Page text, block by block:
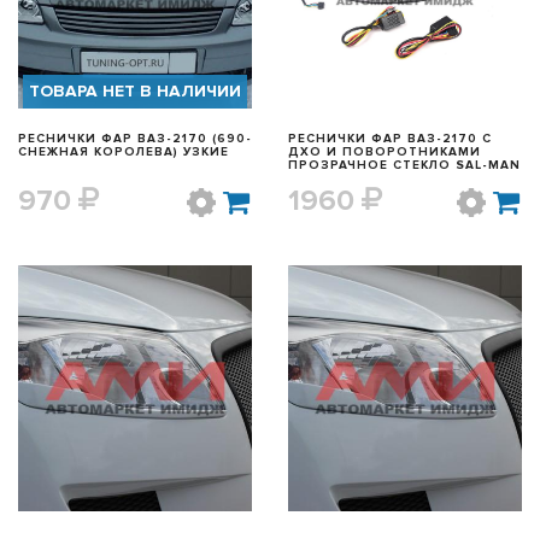
ТОВАРА НЕТ В НАЛИЧИИ
РЕСНИЧКИ ФАР ВАЗ-2170 (690-
СНЕЖНАЯ КОРОЛЕВА) УЗКИЕ
970
РЕСНИЧКИ ФАР ВАЗ-2170 С
ДХО И ПОВОРОТНИКАМИ
ПРОЗРАЧНОЕ СТЕКЛО SAL-MAN
1960
БЫСТРЫЙ ПРОСМОТР БЫСТРЫЙ ПРОСМОТР